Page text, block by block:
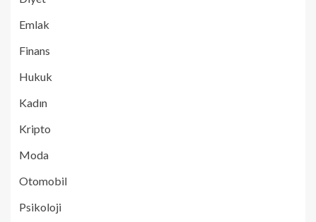
Emlak
Finans
Hukuk
Kadın
Kripto
Moda
Otomobil
Psikoloji